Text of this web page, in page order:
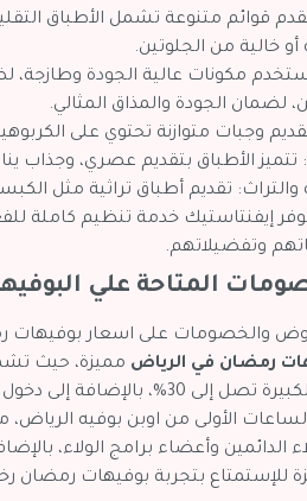
قوائم متنوعة تشمل الأطباق
أو خالية من الجلوتين.
مكونات عالية الجودة وطازجة،
لضمان الجودة والمذاق المثالي.
وجبات متوازنة تحتوي على
الأطباق بتقديم عصري، وجذاب
والتراث: تقديم أطباق تراثية مثل
إيفنتاستيك خدمة تنظيم كاملة
وتفضيلاتهم.
المتاحة علي
والخصومات على اسعار بوفيهات
رمضان في الرياض
الأولى من اوبن بوفيه
للإستمتاع بتجربة بوفيهات رمضان